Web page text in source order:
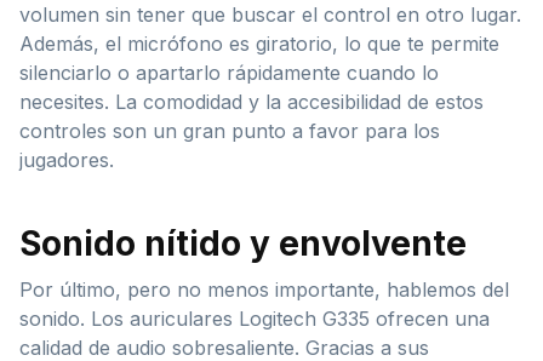
volumen sin tener que buscar el control en otro lugar.
Además, el micrófono es giratorio, lo que te permite
silenciarlo o apartarlo rápidamente cuando lo
necesites. La comodidad y la accesibilidad de estos
controles son un gran punto a favor para los
jugadores.
Sonido nítido y envolvente
Por último, pero no menos importante, hablemos del
sonido. Los auriculares Logitech G335 ofrecen una
calidad de audio sobresaliente. Gracias a sus